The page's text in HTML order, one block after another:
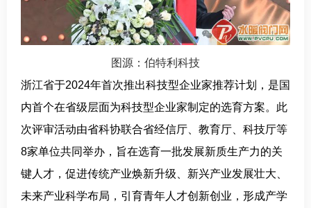
图源：伯特利科技
浙江省于2024年首次推出科技型企业家推荐计划，是国
内首个在省级层面为科技型企业家制定的选育方案。此
次评审活动由省科协联合省经信厅、教育厅、科技厅等
8家单位共同举办，旨在选育一批发展新质生产力的关
键人才，促进传统产业焕新升级、新兴产业发展壮大、
未来产业科学布局，引育青年人才创新创业，形成产学